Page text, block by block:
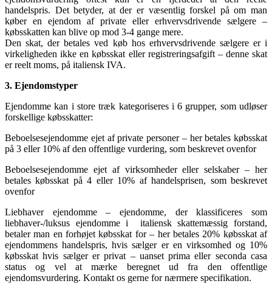
handelspris. Det betyder, at der er væsentlig forskel på om man
køber en ejendom af private eller erhvervsdrivende sælgere –
købsskatten kan blive op mod 3-4 gange mere.
Den skat, der betales ved køb hos erhvervsdrivende sælgere er i
virkeligheden ikke en købsskat eller registreringsafgift – denne skat
er reelt moms, på italiensk IVA.
3. Ejendomstyper
Ejendomme kan i store træk kategoriseres i 6 grupper, som udløser
forskellige købsskatter:
Beboelsesejendomme ejet af private personer – her betales købsskat
på 3 eller 10% af den offentlige vurdering, som beskrevet ovenfor
Beboelsesejendomme ejet af virksomheder eller selskaber – her
betales købsskat på 4 eller 10% af handelsprisen, som beskrevet
ovenfor
Liebhaver ejendomme – ejendomme, der klassificeres som
liebhaver-/luksus ejendomme i italiensk skattemæssig forstand,
betaler man en forhøjet købsskat for – her betales 20% købsskat af
ejendommens handelspris, hvis sælger er en virksomhed og 10%
købsskat hvis sælger er privat – uanset prima eller seconda casa
status og vel at mærke beregnet ud fra den offentlige
ejendomsvurdering. Kontakt os gerne for nærmere specifikation.